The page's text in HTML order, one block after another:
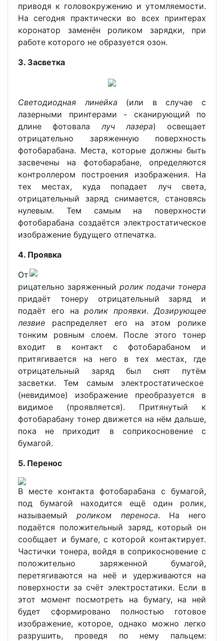
приводя к головокружению и утомляемости.
На сегодня практически во всех принтерах
коронатор заменён роликом зарядки, при
работе которого не образуется озон.
3. Засветка
Светодиодная линейка (или в случае с
лазерными принтерами - сканирующий по
длине фотовала луч лазера) освещает
отрицательно заряженную поверхность
фотобарабана. Места, которые должны быть
засвечены на фотобарабане, определяются
контроллером построения изображения. На
тех местах, куда попадает луч света,
отрицательный заряд снимается, становясь
нулевым. Тем самым на поверхности
фотобарабана создаётся электростатическое
изображение будущего отпечатка.
4. Проявка
От
рицательно заряженный ролик подачи тонера
придаёт тонеру отрицательный заряд и
подаёт его наролик проявки.Дозирующее
лезвие распределяет его на этом ролике
тонким ровным слоем. После этого тонер
входит в контакт с фотобарабаном и
притягивается на него в тех местах, где
отрицательный заряд был снят путём
засветки. Тем самым электростатическое
(невидимое) изображение преобразуется в
видимое (проявляется). Притянутый к
фотобарабану тонер движется на нём дальше,
пока не приходит в соприкосновение с
бумагой.
5. Перенос
В месте контакта фотобарабана с бумагой,
под бумагой находится ещё один ролик,
называемыйроликом переноса. На него
подаётся положительный заряд, который он
сообщает и бумаге, с которой контактирует.
Частички тонера, войдя в соприкосновение с
положительно заряженной бумагой,
перетягиваются на неё и удерживаются на
поверхности за счёт электростатики. Если в
этот момент посмотреть на бумагу, на ней
будет сформировано полностью готовое
изображение, которое, однако можно легко
разрушить, проведя по нему пальцем: